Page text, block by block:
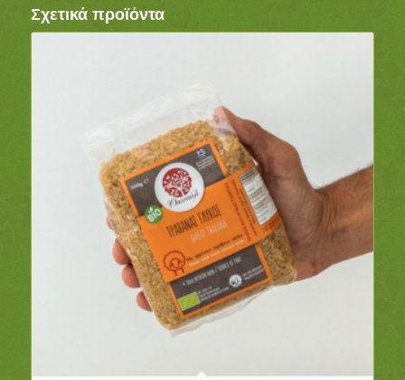
Σχετικά προϊόντα